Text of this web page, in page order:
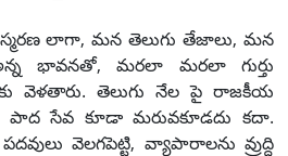
లాగా, మన తెలుగు తేజాలు, మన
అన్న భావనతో, మరలా మరలా గుర్తు
వెళతారు. తెలుగు నేల పై రాజకీయ
పాద సేవ కూడా మరువకూడదు కదా.
వెలగపెట్టి, వ్యాపారాలను వ్రుద్ది